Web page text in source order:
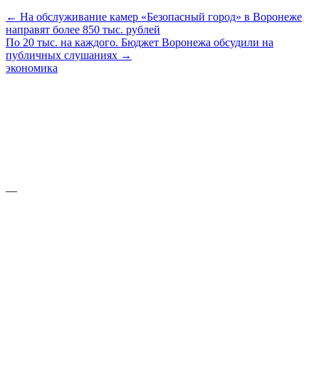
← На обслуживание камер «Безопасный город» в Воронеже
направят более 850 тыс. рублей
По 20 тыс. на каждого. Бюджет Воронежа обсудили на
публичных слушаниях →
экономика
—